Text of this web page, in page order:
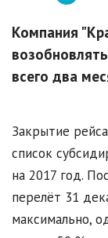
Компания
всего два
Закрытие
список
на 2017 год.
перелёт 31
максимально,